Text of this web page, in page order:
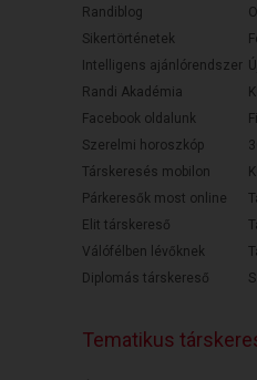
Randiblog
Sikertörténetek
Intelligens ajánlórendszer
Randi Akadémia
Facebook oldalunk
Szerelmi horoszkóp
Társkeresés mobilon
Párkeresők most online
Elit társkereső
Válófélben lévőknek
Diplomás társkereső
Tematikus